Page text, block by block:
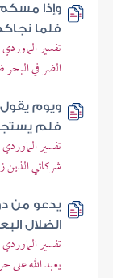
وإذا مسكم
فلما
تفسير
الضر في
ويوم
فلم
تفسير
شركائي الذين
يدعو من
الضلال
تفسير
يعبد الله على